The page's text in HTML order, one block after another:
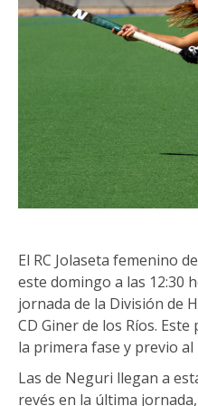
El RC Jolaseta femenino
este domingo a las 12:30
jornada de la División de
CD Giner de los Ríos.
la primera fase y previo
Las de Neguri llegan a
revés en la última